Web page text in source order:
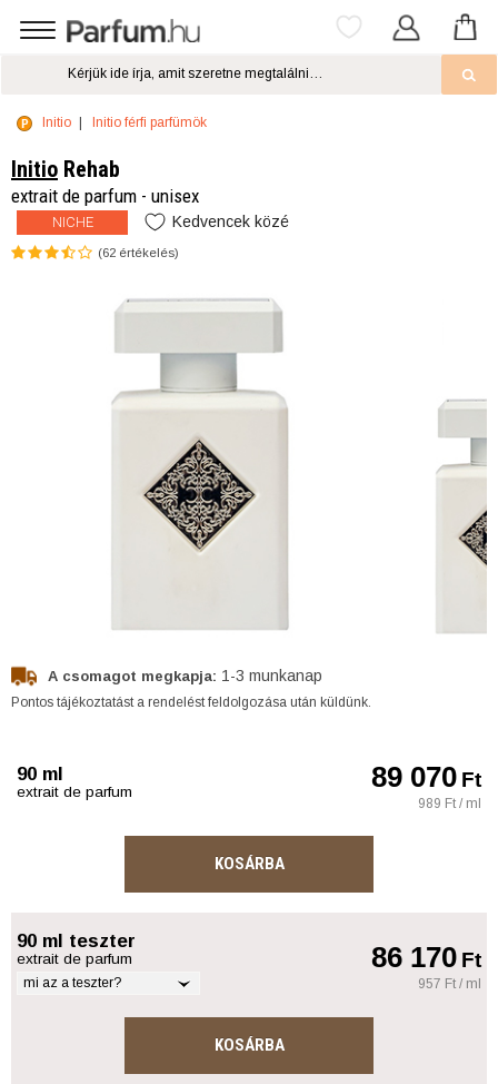
Initio Initio férfi parfümök
Initio Rehab
extrait de parfum - unisex
NICHE Kedvencek közé
(62 értékelés)
A csomagot megkapja: 1-3 munkanap
Pontos tájékoztatást a rendelést feldolgozása után küldünk.
90 ml
extrait de parfum 89 070Ft
989 Ft / ml
KOSÁRBA
90 ml teszter
extrait de parfum
mi az a teszter?
86 170Ft
957 Ft / ml
KOSÁRBA